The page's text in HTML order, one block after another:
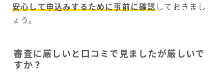
安心して申込みするために事前に確認 しておきまし
ょう。
審査に厳しいと口コミで見ましたが厳しいで
すか？